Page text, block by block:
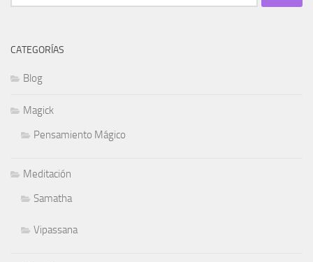
CATEGORÍAS
Blog
Magick
Pensamiento Mágico
Meditación
Samatha
Vipassana